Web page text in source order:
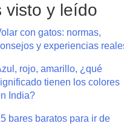
visto y leído
con gatos: normas,
y experiencias
rojo, amarillo, ¿qué
tienen los colores
India?
bares baratos para ir de